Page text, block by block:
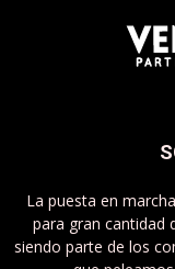
La puesta en
para gran cantidad
siendo parte de los